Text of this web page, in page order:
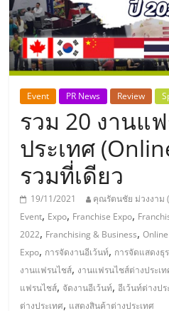
รวม
ธุรกิจ
เอ
ส
เอ็
มอี
ไทย,
Event PR News Review
รวม 20 งานแ
ประเทศ
รวมที่เดียว
19/11/2021 คุณรัตนชัย ม่วงงาม
Event, Expo, Franchise Expo,
2022, Franchising & Business,
Expo, การจัดงานอีเว้นท์, การจัดแสดงธุ
งานแฟรนไชส์, งานแฟรนไชส์ต่างประเท
แฟรนไชส์, จัดงานอีเว้นท์,อีเว้นท์ต่างปร
ต่างประเทศ, แสดงสินค้าต่างประเทศ